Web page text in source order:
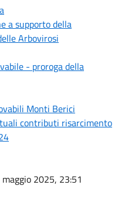
a supporto della
Arbovirosi
- proroga della
Monti Berici
contributi risarcimento
maggio 2025, 23:51